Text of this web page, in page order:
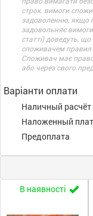
строк. вимоги
задоволенню, якщо
задовольняє
статті) доведуть,
споживачем правил
Споживач має право
або через свого
Варіанти оплати
Наличный расчёт
Наложенный
Предоплата
В наявності